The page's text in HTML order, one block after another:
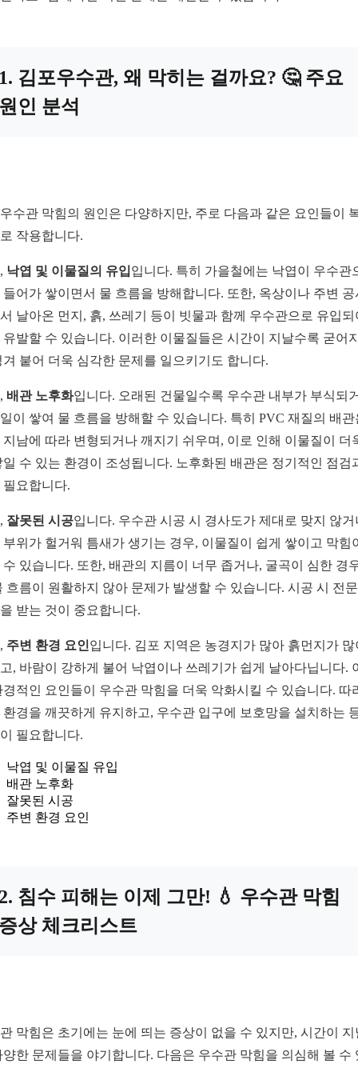
김포우수관, 왜 막히는 걸까요? 🤔 주요
인 분석
수관 막힘의 원인은 다양하지만, 주로 다음과 같은 요인들이
작용합니다.
낙엽 및 이물질의 유입입니다. 특히 가을철에는 낙엽이 우수관
들어가 쌓이면서 물 흐름을 방해합니다. 또한, 옥상이나 주변 공
날아온 먼지, 흙, 쓰레기 등이 빗물과 함께 우수관으로 유입되
유발할 수 있습니다. 이러한 이물질들은 시간이 지날수록 굳어
겨 붙어 더욱 심각한 문제를 일으키기도 합니다.
배관 노후화입니다. 오래된 건물일수록 우수관 내부가 부식되
이 쌓여 물 흐름을 방해할 수 있습니다. 특히 PVC 재질의 배관
지남에 따라 변형되거나 깨지기 쉬우며, 이로 인해 이물질이 더
일 수 있는 환경이 조성됩니다. 노후화된 배관은 정기적인 점검
필요합니다.
잘못된 시공입니다. 우수관 시공 시 경사도가 제대로 맞지 않거
부위가 헐거워 틈새가 생기는 경우, 이물질이 쉽게 쌓이고 막힘
수 있습니다. 또한, 배관의 지름이 너무 좁거나, 굴곡이 심한 경
흐름이 원활하지 않아 문제가 발생할 수 있습니다. 시공 시 전
받는 것이 중요합니다.
주변 환경 요인입니다. 김포 지역은 농경지가 많아 흙먼지가 많
, 바람이 강하게 불어 낙엽이나 쓰레기가 쉽게 날아다닙니다.
경적인 요인들이 우수관 막힘을 더욱 악화시킬 수 있습니다. 따
환경을 깨끗하게 유지하고, 우수관 입구에 보호망을 설치하는
필요합니다.
낙엽 및 이물질 유입
배관 노후화
잘못된 시공
주변 환경 요인
침수 피해는 이제 그만! 💧 우수관 막힘
상 체크리스트
막힘은 초기에는 눈에 띄는 증상이 없을 수 있지만, 시간이 지
양한 문제들을 야기합니다. 다음은 우수관 막힘을 의심해 볼 수